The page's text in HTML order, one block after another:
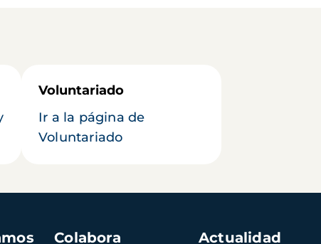
Voluntariado
Ir a la página de
Voluntariado
Colabora Actualidad